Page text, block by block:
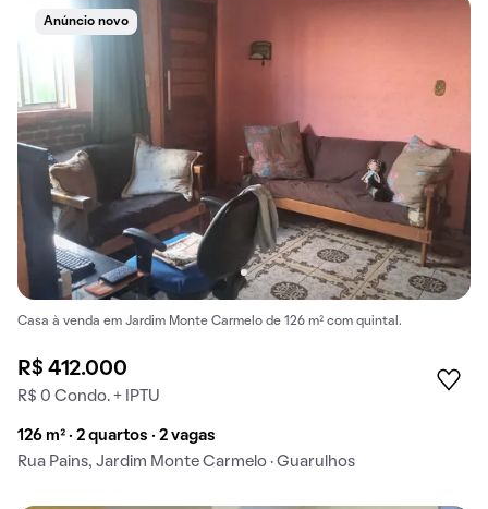
Anúncio novo
Casa à venda em Jardim Monte Carmelo de 126 m² com quintal.
R$ 412.000
R$ 0 Condo. + IPTU
126 m² · 2 quartos · 2 vagas
Rua Pains, Jardim Monte Carmelo · Guarulhos